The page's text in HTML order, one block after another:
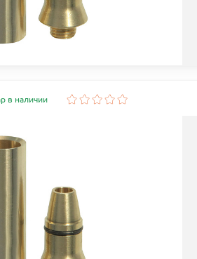
в наличии